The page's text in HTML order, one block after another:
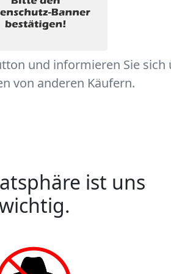
und informieren Sie sich
von anderen Käufern.
ist uns